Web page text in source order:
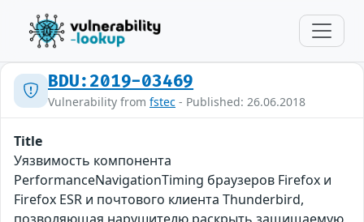
BDU:2019-03469
Vulnerability from fstec - Published: 26.06.2018
Title
Уязвимость компонента
PerformanceNavigationTiming браузеров Firefox и
Firefox ESR и почтового клиента Thunderbird,